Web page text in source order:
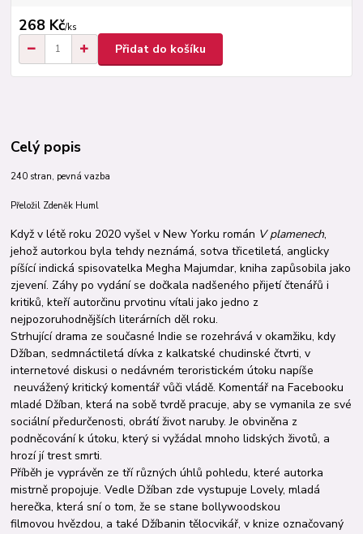
268 Kč/ks
Přidat do košíku
Celý popis
240 stran, pevná vazba
Přeložil Zdeněk Huml
Když v létě roku 2020 vyšel v New Yorku román V plamenech,
jehož autorkou byla tehdy neznámá, sotva třicetiletá, anglicky
píšící indická spisovatelka Megha Majumdar, kniha zapůsobila jako
zjevení. Záhy po vydání se dočkala nadšeného přijetí čtenářů i
kritiků, kteří autorčinu prvotinu vítali jako jedno z
nejpozoruhodnějších literárních děl roku.
Strhující drama ze současné Indie se rozehrává v okamžiku, kdy
Džíban, sedmnáctiletá dívka z kalkatské chudinské čtvrti, v
internetové diskusi o nedávném teroristickém útoku napíše
neuvážený kritický komentář vůči vládě. Komentář na Facebooku
mladé Džíban, která na sobě tvrdě pracuje, aby se vymanila ze své
sociální předurčenosti, obrátí život naruby. Je obviněna z
podněcování k útoku, který si vyžádal mnoho lidských životů, a
hrozí jí trest smrti.
Příběh je vyprávěn ze tří různých úhlů pohledu, které autorka
mistrně propojuje. Vedle Džíban zde vystupuje Lovely, mladá
herečka, která sní o tom, že se stane bollywoodskou
filmovou hvězdou, a také Džíbanin tělocvikář, v knize označovaný